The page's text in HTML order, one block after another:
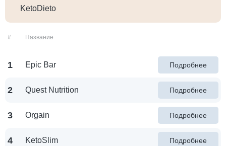
KetoDieto
# Название
1 Epic Bar Подробнее
2 Quest Nutrition Подробнее
3 Orgain Подробнее
4 KetoSlim Подробнее